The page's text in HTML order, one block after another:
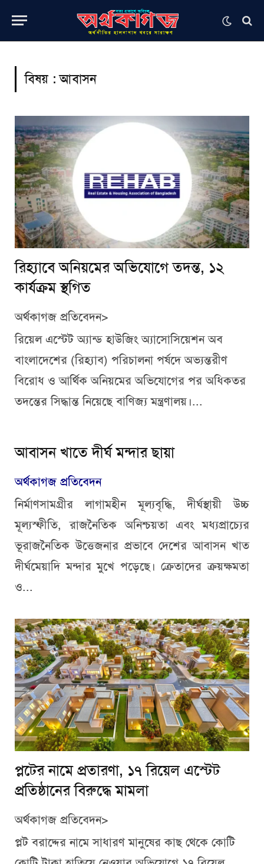
বিষয় :আবাসন
রিহ্যাবে অনিয়মের অভিযোগে তদন্ত, ১২
কার্যক্রম স্থগিত
অর্থকাগজ প্রতিবেদন>
রিয়েল এস্টেট অ্যান্ড হাউজিং অ্যাসোসিয়েশন অব
বাংলাদেশের (রিহ্যাব) পরিচালনা পর্ষদে অভ্যন্তরীণ
বিরোধ ও আর্থিক অনিয়মের অভিযোগের পর অধিকতর
তদন্তের সিদ্ধান্ত নিয়েছে বাণিজ্য মন্ত্রণালয়।...
আবাসন খাতে দীর্ঘ মন্দার ছায়া
অর্থকাগজ প্রতিবেদন
নির্মাণসামগ্রীর লাগামহীন মূল্যবৃদ্ধি, দীর্ঘস্থায়ী উচ্চ
মূল্যস্ফীতি, রাজনৈতিক অনিশ্চয়তা এবং মধ্যপ্রাচ্যের
ভূরাজনৈতিক উত্তেজনার প্রভাবে দেশের আবাসন খাত
দীর্ঘমেয়াদি মন্দার মুখে পড়েছে। ক্রেতাদের ক্রয়ক্ষমতা
ও...
প্লটের নামে প্রতারণা, ১৭ রিয়েল এস্টেট
প্রতিষ্ঠানের বিরুদ্ধে মামলা
অর্থকাগজ প্রতিবেদন>
প্লট বরাদ্দের নামে সাধারণ মানুষের কাছ থেকে কোটি